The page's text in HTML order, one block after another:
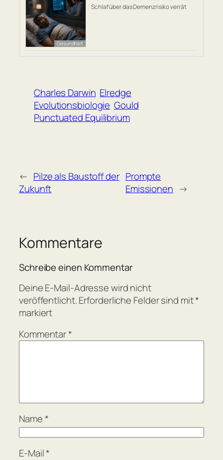
Gesundheit
Schlaf über das Demenzrisiko verrät
Charles Darwin Elredge
Evolutionsbiologie Gould
Punctuated Equilibrium
← Pilze als Baustoff der
Zukunft
Prompte
Emissionen →
Kommentare
Schreibe einen Kommentar
Deine E-Mail-Adresse wird nicht
veröffentlicht.Erforderliche Felder sind mit*
markiert
Kommentar*
Name*
E-Mail*